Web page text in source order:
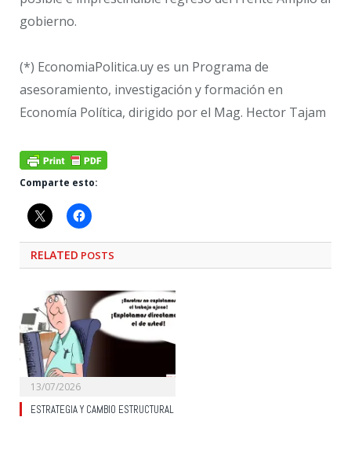
gobierno.
(*) EconomiaPolitica.uy es un Programa de
asesoramiento, investigación y formación en
Economía Política, dirigido por el Mag. Hector Tajam
Comparte esto:
RELATED POSTS
13/07/2026
ESTRATEGIA Y CAMBIO ESTRUCTURAL